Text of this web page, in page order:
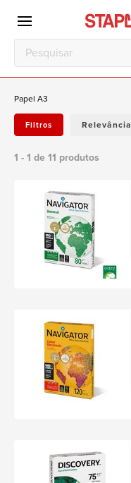
Escritório
Local
trabalho
Papel A3
Filtros Relevância
1 - 1 de 11 produtos